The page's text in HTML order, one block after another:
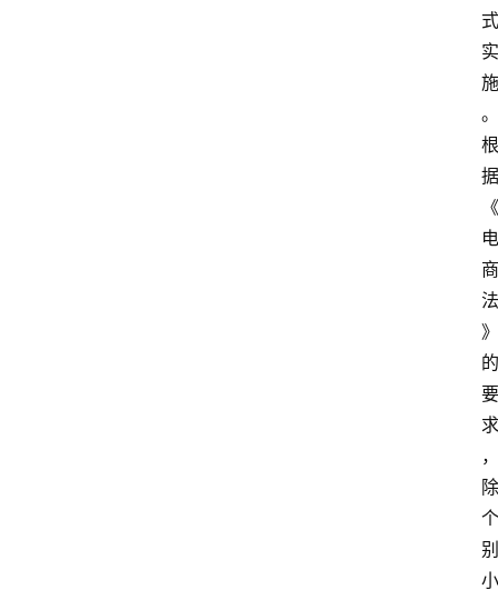
式
实
施
。
根
据
《
电
商
法
》
的
要
求
，
除
个
别
小